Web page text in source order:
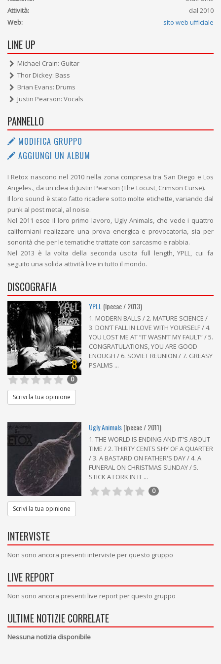
Attività:
dal 2010
Web:
sito web ufficiale
LINE UP
Michael Crain: Guitar
Thor Dickey: Bass
Brian Evans: Drums
Justin Pearson: Vocals
PANNELLO
MODIFICA GRUPPO
AGGIUNGI UN ALBUM
I Retox nascono nel 2010 nella zona compresa tra San Diego e Los
Angeles., da un'idea di Justin Pearson (The Locust, Crimson Curse).
Il loro sound è stato fatto ricadere sotto molte etichette, variando dal
punk al post metal, al noise.
Nel 2011 esce il loro primo lavoro, Ugly Animals, che vede i quattro
californiani realizzare una prova energica e provocatoria, sia per
sonorità che per le tematiche trattate con sarcasmo e rabbia.
Nel 2013 è la volta della seconda uscita full length, YPLL, cui fa
seguito una solida attività live in tutto il mondo.
DISCOGRAFIA
8
YPLL (Ipecac / 2013)
1. MODERN BALLS / 2. MATURE SCIENCE /
3. DON’T FALL IN LOVE WITH YOURSELF / 4.
YOU LOST ME AT “IT WASN’T MY FAULT” / 5.
CONGRATULATIONS, YOU ARE GOOD
ENOUGH / 6. SOVIET REUNION / 7. GREASY
PSALMS ...
0
Scrivi la tua opinione
Ugly Animals(Ipecac / 2011)
1. THE WORLD IS ENDING AND IT'S ABOUT
TIME / 2. THIRTY CENTS SHY OF A QUARTER
/ 3. A BASTARD ON FATHER'S DAY / 4. A
FUNERAL ON CHRISTMAS SUNDAY / 5.
STICK A FORK IN IT ...
0
Scrivi la tua opinione
INTERVISTE
Non sono ancora presenti interviste per questo gruppo
LIVE REPORT
Non sono ancora presenti live report per questo gruppo
ULTIME NOTIZIE CORRELATE
Nessuna notizia disponibile